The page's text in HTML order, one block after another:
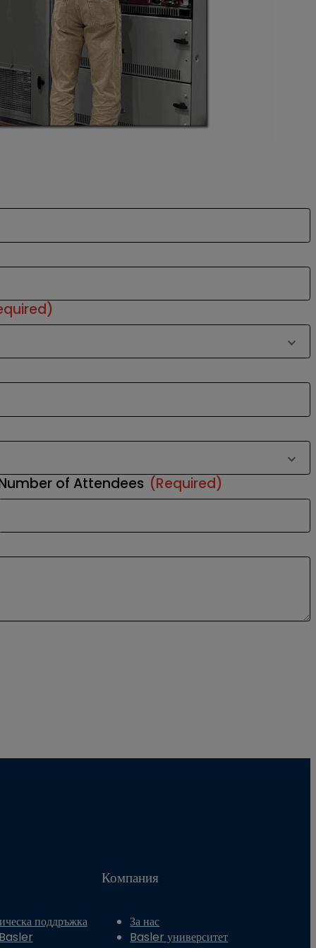
of Attendees (Required)
поддръжка
Компания
За нас
Basler университет